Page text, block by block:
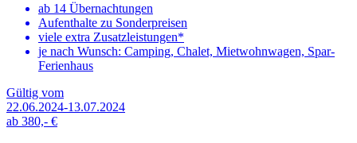
ab 14 Übernachtungen
Aufenthalte zu Sonderpreisen
viele extra Zusatzleistungen*
je nach Wunsch: Camping, Chalet, Mietwohnwagen, Spar-
Ferienhaus
Gültig vom
22.06.2024-13.07.2024
ab 380,- €